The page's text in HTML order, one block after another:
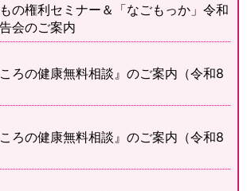
の権利セミナー＆「なごもっか」令和
会のご案内
ころの健康無料相談』のご案内（令和8
ころの健康無料相談』のご案内（令和8